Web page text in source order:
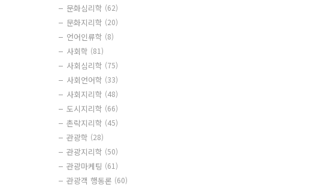
문화심리학 (62)
문화지리학 (20)
언어인류학 (8)
사회학 (81)
사회심리학 (75)
사회언어학 (33)
사회지리학 (48)
도시지리학 (66)
촌락지리학 (45)
관광학 (28)
관광지리학 (50)
관광마케팅 (61)
관광객 행동론 (60)